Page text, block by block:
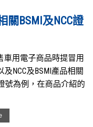
BSMI及NCC證
用電子商品時提冒用
NCC及BSMI產品相關
號為例，在商品介紹的